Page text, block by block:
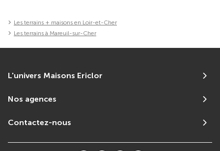
Les terrains + maisons en Loir-et-Cher
Les terrains à Mareuil-sur-Cher
L'univers Maisons Ericlor
Nos agences
Contactez-nous